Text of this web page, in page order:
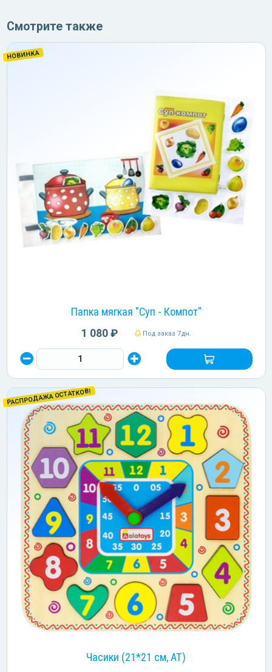
Смотрите также
НОВИНКА
Папка мягкая "Суп - Компот"
1 080 ₽ Под заказ 7дн.
РАСПРОДАЖА ОСТАТКОВ!
Часики (21*21 см, АТ)